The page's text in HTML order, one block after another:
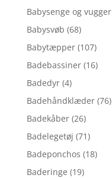
Babysenge og vugger
Babysvøb (68)
Babytæpper (107)
Badebassiner (16)
Badedyr (4)
Badehåndklæder (76)
Badekåber (26)
Badelegetøj (71)
Badeponchos (18)
Baderinge (19)